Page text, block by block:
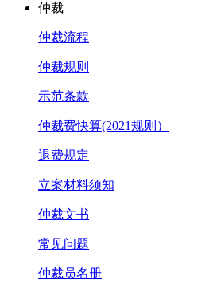
仲裁
仲裁流程
仲裁规则
示范条款
仲裁费快算(2021规则）
退费规定
立案材料须知
仲裁文书
常见问题
仲裁员名册